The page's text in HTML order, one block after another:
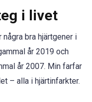
i livet
bra hjärtgener i
år 2019 och
år 2007. Min farfar
– alla i hjärtinfarkter.